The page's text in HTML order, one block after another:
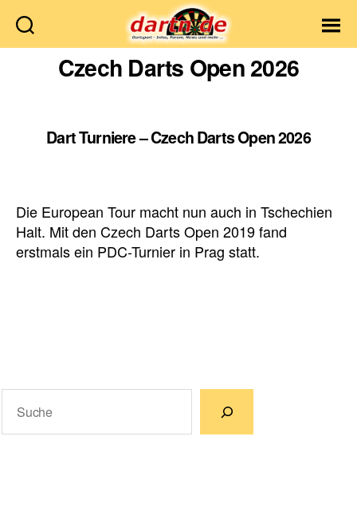
Dartn.de
Czech Darts Open 2026
Dart Turniere – Czech Darts Open 2026
Die European Tour macht nun auch in Tschechien
Halt. Mit den Czech Darts Open 2019 fand
erstmals ein PDC-Turnier in Prag statt.